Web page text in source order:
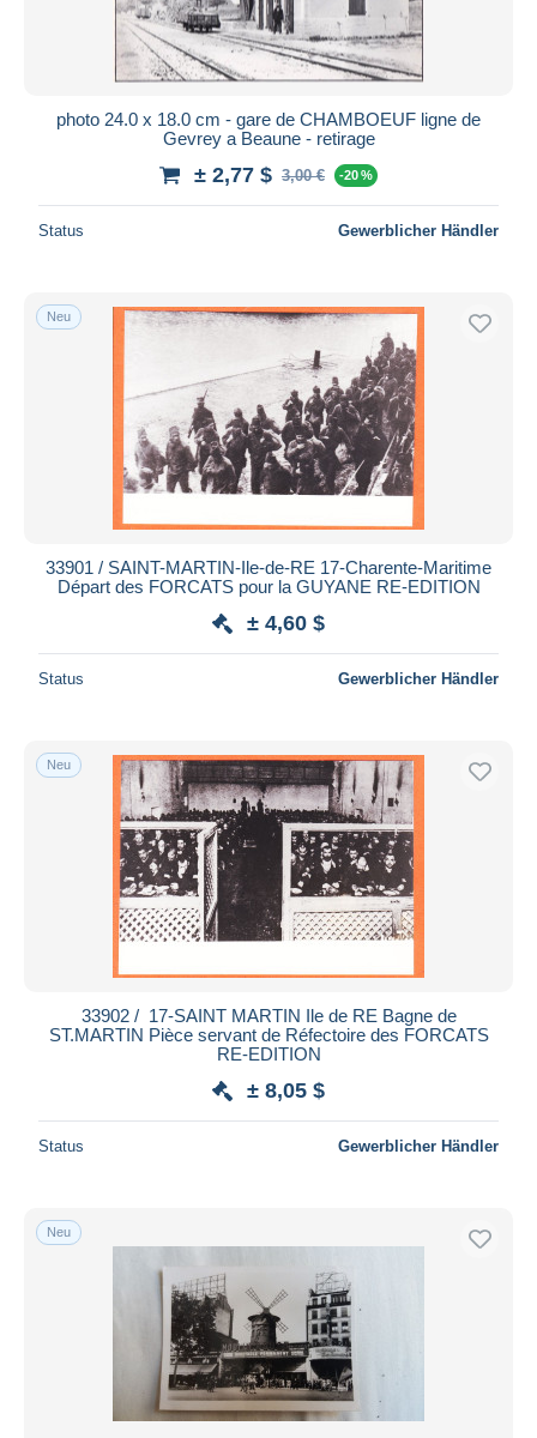
Alle Laufzeiten
Preis
Kostenloser Versand
PayPal
Banküberweisung
Visa
Mastercard
Bancontact
Maestro
Gesamte Auswahl aufheben
Wohnsitz des Verkäufers
Übernehmen
photo 24.0 x 18.0 cm - gare de CHAMBOEUF ligne de
Gevrey a Beaune - retirage
± 2,77 $ 3,00 € -20 %
Status Gewerblicher Händler
Neu
33901 / SAINT-MARTIN-Ile-de-RE 17-Charente-Maritime
Départ des FORCATS pour la GUYANE RE-EDITION
± 4,60 $
Status Gewerblicher Händler
Neu
33902 / ️ 17-SAINT MARTIN Ile de RE Bagne de
ST.MARTIN Pièce servant de Réfectoire des FORCATS
RE-EDITION
± 8,05 $
Status Gewerblicher Händler
Neu